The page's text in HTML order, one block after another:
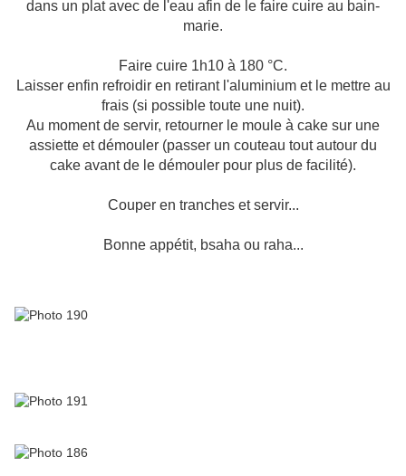
dans un plat avec de l'eau afin de le faire cuire au bain-
marie.
Faire cuire 1h10 à 180 °C.
Laisser enfin refroidir en retirant l'aluminium et le mettre au
frais (si possible toute une nuit).
Au moment de servir, retourner le moule à cake sur une
assiette et démouler (passer un couteau tout autour du
cake avant de le démouler pour plus de facilité).
Couper en tranches et servir...
Bonne appétit, bsaha ou raha...